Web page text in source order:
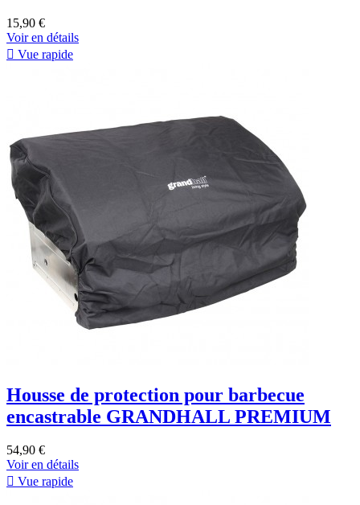
15,90 €
Voir en détails
 Vue rapide
Housse de protection pour barbecue
encastrable GRANDHALL PREMIUM
54,90 €
Voir en détails
 Vue rapide